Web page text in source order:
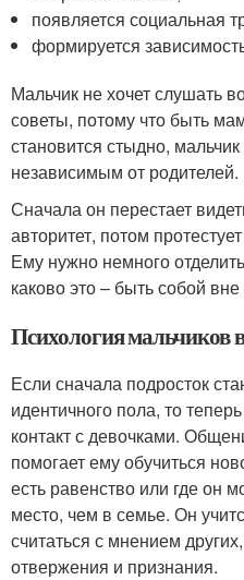
появляется социальная
формируется
Мальчик не хочет слушать
советы, потому что быть
становится стыдно,
независимым от родителей.
Сначала он перестает
авторитет, потом
Ему нужно немного
каково это – быть собой
Психология мальчиков
Если сначала подросток
идентичного пола, то
контакт с девочками.
помогает ему обучиться
есть равенство или где он
место, чем в семье. Он
считаться с мнением
отвержения и признания.